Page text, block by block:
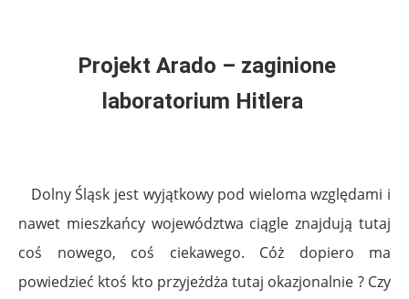
Projekt Arado – zaginione
laboratorium Hitlera
Dolny Śląsk jest wyjątkowy pod wieloma względami i
nawet mieszkańcy województwa ciągle znajdują tutaj
coś nowego, coś ciekawego. Cóż dopiero ma
powiedzieć ktoś kto przyjeżdża tutaj okazjonalnie ? Czy